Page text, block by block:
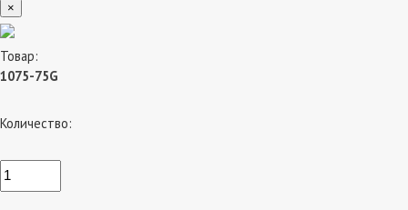
×
Товар:
1075-75G
Количество: